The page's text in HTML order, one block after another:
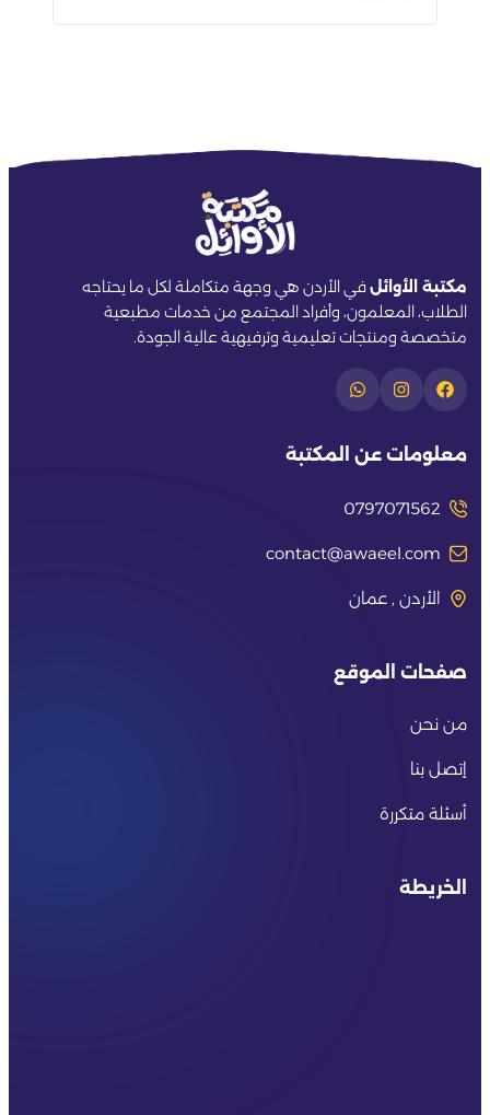
مكتبة الأوائلفي الأردن هي وجهة متكاملة لكل ما يحتاجه
الطلاب، المعلمون، وأفراد المجتمع من خدمات مطبعية
متخصصة ومنتجات تعليمية وترفيهية عالية الجودة.
معلومات عن المكتبة
0797071562
contact@awaeel.com
الأردن , عمان
صفحات الموقع
من نحن
إتصل بنا
أسئلة متكررة
الخريطة